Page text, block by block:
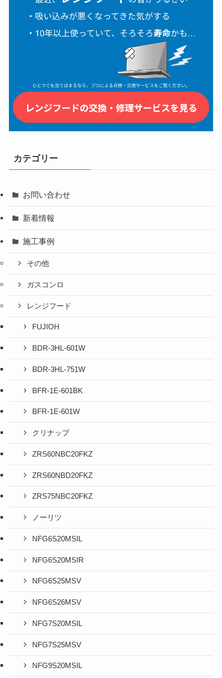
カテゴリー
お問い合わせ
新着情報
施工事例
その他
ガスコンロ
レンジフード
FUJIOH
BDR-3HL-601W
BDR-3HL-751W
BFR-1E-601BK
BFR-1E-601W
クリナップ
ZRS60NBC20FKZ
ZRS60NBD20FKZ
ZRS75NBC20FKZ
ノーリツ
NFG6S20MSIL
NFG6S20MSIR
NFG6S25MSV
NFG6S26MSV
NFG7S20MSIL
NFG7S25MSV
NFG9S20MSIL